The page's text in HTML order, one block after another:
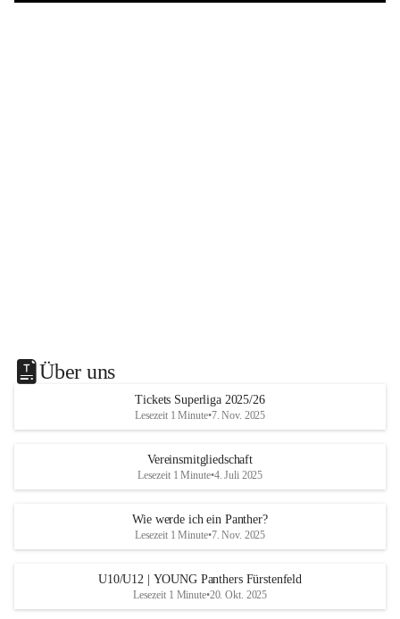
Über uns
Tickets Superliga 2025/26
Lesezeit 1 Minute•7. Nov. 2025
Vereinsmitgliedschaft
Lesezeit 1 Minute•4. Juli 2025
Wie werde ich ein Panther?
Lesezeit 1 Minute•7. Nov. 2025
U10/U12 | YOUNG Panthers Fürstenfeld
Lesezeit 1 Minute•20. Okt. 2025